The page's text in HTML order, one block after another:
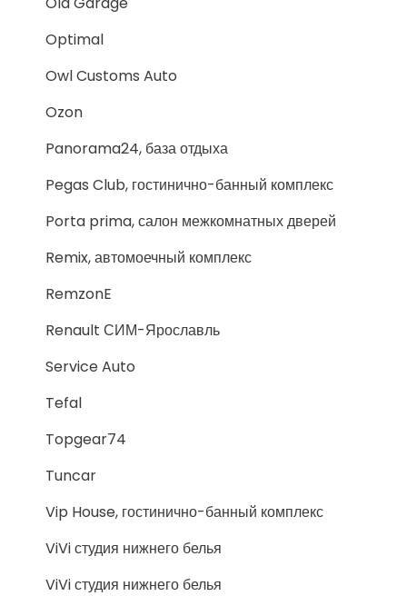
Optimal
Owl Customs Auto
Ozon
Panorama24, база отдыха
Pegas Club, гостинично-банный комплекс
Porta prima, салон межкомнатных дверей
Remix, автомоечный комплекс
RemzonE
Renault СИМ-Ярославль
Service Auto
Tefal
Topgear74
Tuncar
Vip House, гостинично-банный комплекс
ViVi студия нижнего белья
ViVi студия нижнего белья